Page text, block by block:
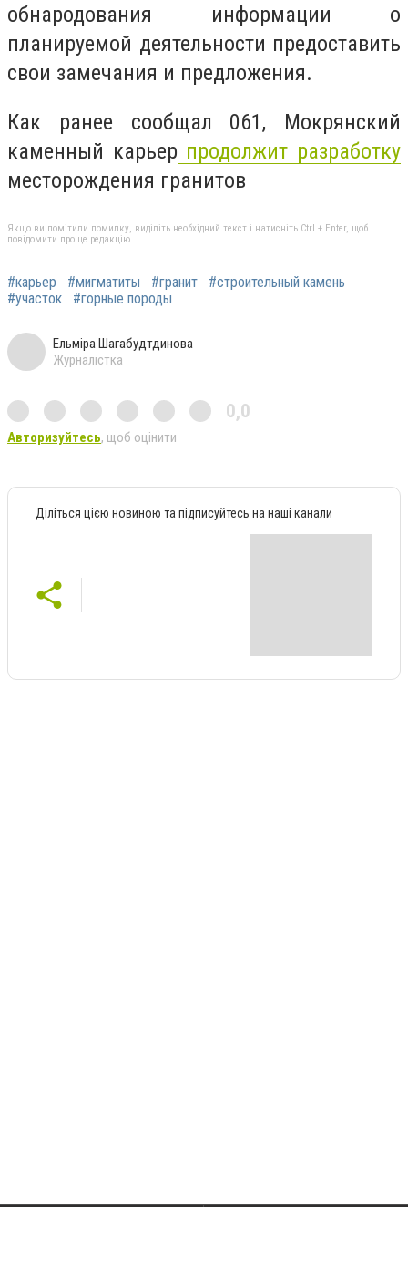
обнародования информации о
планируемой деятельности предоставить
свои замечания и предложения.
Как ранее сообщал 061, Мокрянский
каменный карьер продолжит разработку
месторождения гранитов
Якщо ви помітили помилку, виділіть необхідний текст і натисніть Ctrl + Enter, щоб
повідомити про це редакцію
#карьер #мигматиты #гранит
#строительный камень
#участок
#горные породы
Ельміра Шагабудтдинова
Журналістка
0,0
Авторизуйтесь, щоб оцінити
Діліться цією новиною та підписуйтесь на наші канали